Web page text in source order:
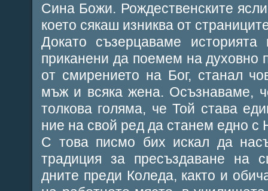
Сина Божи. Рождественските
което сякаш изниква от
Докато съзерцаваме
приканени да поемем на духовно
от смирението на Бог, станал
мъж и всяка жена. Осъзнаваме,
толкова голяма, че Той става
ние на свой ред да станем едно с
С това писмо бих искал да
традиция за пресъздаване на
дните преди Коледа, както и